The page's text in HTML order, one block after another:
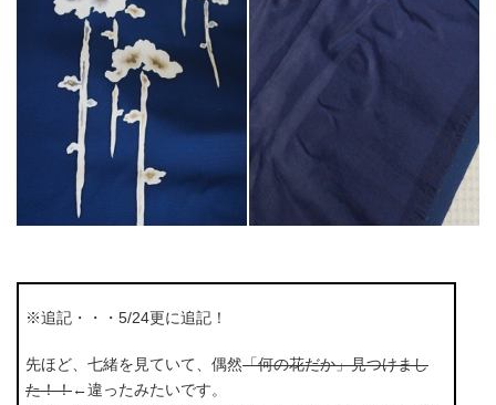
※追記・・・5/24更に追記！
先ほど、七緒を見ていて、偶然「何の花だか」見つけまし
た！！←違ったみたいです。